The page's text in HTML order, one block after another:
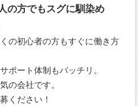
の方でもスグに馴染め
の初心者の方もすぐに働き方
ポート体制もバッチリ。
の会社です。
ください！